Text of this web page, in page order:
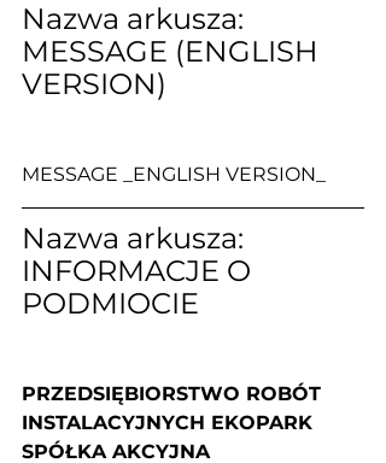
Nazwa arkusza:
MESSAGE (ENGLISH
VERSION)
MESSAGE _ENGLISH VERSION_
Nazwa arkusza:
INFORMACJE O
PODMIOCIE
PRZEDSIĘBIORSTWO ROBÓT
INSTALACYJNYCH EKOPARK
SPÓŁKA AKCYJNA